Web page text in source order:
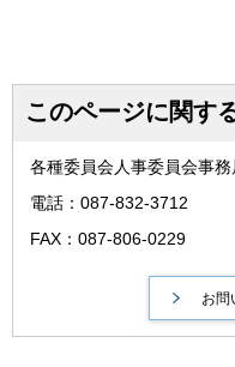
このページに関す
各種委員会人事委員会事務
電話：087-832-3712
FAX：087-806-0229